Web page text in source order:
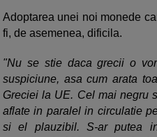
Adoptarea unei noi monede
fi, de asemenea, dificila.
"Nu se stie daca grecii o
suspiciune, asa cum arata
Greciei la UE. Cel mai negru
aflate in paralel in circulatie
si el plauzibil. S-ar putea